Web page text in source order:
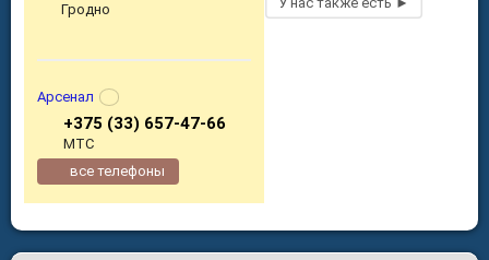
Гродно
Арсенал
+375 (33) 657-47-66
МТС
все телефоны